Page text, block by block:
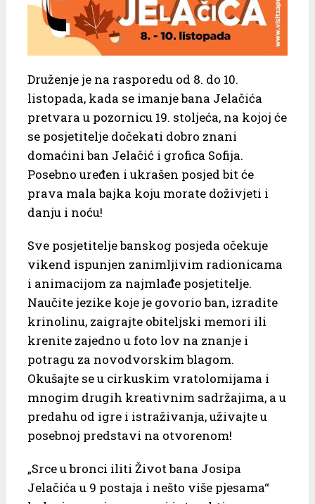
Druženje je na rasporedu od 8. do 10.
listopada, kada se imanje bana Jelačića
pretvara u pozornicu 19. stoljeća, na kojoj će
se posjetitelje dočekati dobro znani
domaćini ban Jelačić i grofica Sofija.
Posebno uređen i ukrašen posjed bit će
prava mala bajka koju morate doživjeti i
danju i noću!
Sve posjetitelje banskog posjeda očekuje
vikend ispunjen zanimljivim radionicama
i animacijom za najmlađe posjetitelje.
Naučite jezike koje je govorio ban, izradite
krinolinu, zaigrajte obiteljski memori ili
krenite zajedno u foto lov na znanje i
potragu za novodvorskim blagom.
Okušajte se u cirkuskim vratolomijama i
mnogim drugih kreativnim sadržajima, a u
predahu od igre i istraživanja, uživajte u
posebnoj predstavi na otvorenom!
„Srce u bronci iliti Život bana Josipa
Jelačića u 9 postaja i nešto više pjesama“